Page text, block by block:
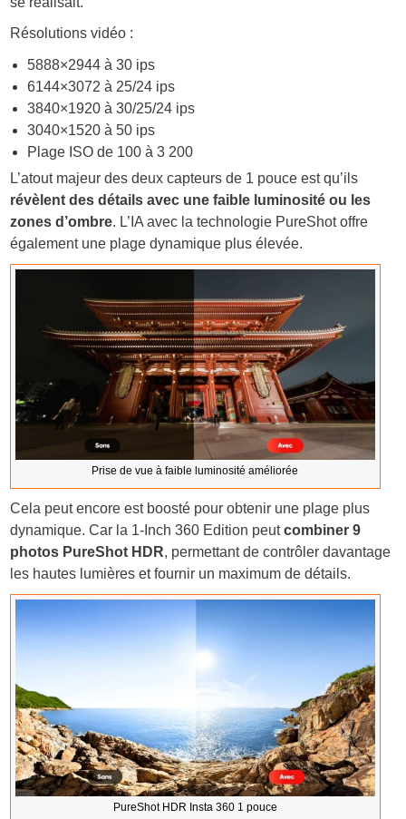
Résolutions vidéo :
5888×2944 à 30 ips
6144×3072 à 25/24 ips
3840×1920 à 30/25/24 ips
3040×1520 à 50 ips
Plage ISO de 100 à 3 200
L’atout majeur des deux capteurs de 1 pouce est qu’ils
révèlent des détails avec une faible luminosité ou les
zones d’ombre. L’IA avec la technologie PureShot offre
également une plage dynamique plus élevée.
Prise de vue à faible luminosité améliorée
Cela peut encore est boosté pour obtenir une plage plus
dynamique. Car la 1-Inch 360 Edition peutcombiner 9
photos PureShot HDR, permettant de contrôler davantage
les hautes lumières et fournir un maximum de détails.
PureShot HDR Insta 360 1 pouce